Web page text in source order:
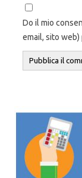
Do il mio
email, sito